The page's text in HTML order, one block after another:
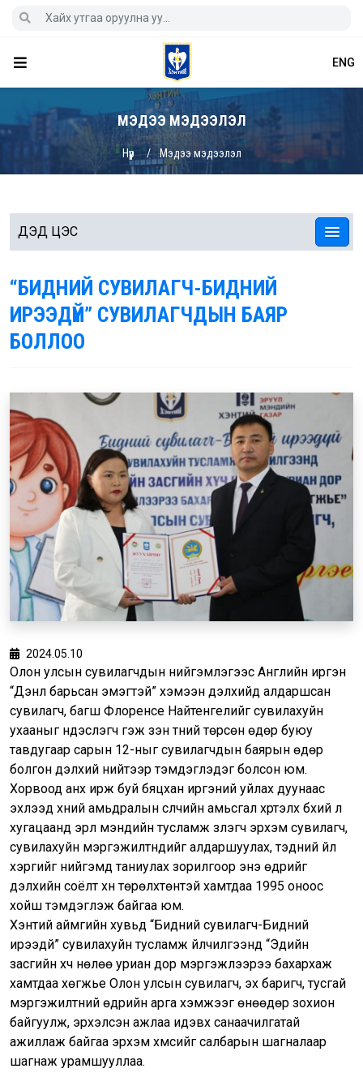
ENG
МЭДЭЭ МЭДЭЭЛЭЛ
Нүүр Мэдээ мэдээлэл
ДЭД ЦЭС
“БИДНИЙ СУВИЛАГЧ-БИДНИЙ
ИРЭЭДҮЙ” СУВИЛАГЧДЫН БАЯР
БОЛЛОО
2024.05.10
Олон улсын сувилагчдын нийгэмлэгээс Английн иргэн
“Дэнлүү барьсан эмэгтэй” хэмээн дэлхийд алдаршсан
сувилагч, багш Флоренсе Найтенгелийг сувилахуйн
ухааныг үндэслэгч гэж үзэн түүний төрсөн өдөр буюу
тавдугаар сарын 12-ныг сувилагчдын баярын өдөр
болгон дэлхий нийтээр тэмдэглэдэг болсон юм.
Хорвоод анх ирж буй бяцхан иргэний уйлах дуунаас
эхлээд хүний амьдралын сүүлчийн амьсгал хүртэлх бүхий л
хугацаанд эрүүл мэндийн тусламж үзүүлэгч эрхэм сувилагч,
сувилахуйн мэргэжилтнүүдийг алдаршуулах, тэдний үйл
хэргийг нийгэмд таниулах зорилгоор энэ өдрийг
дэлхийн соёлт хүн төрөлхтөнтэй хамтдаа 1995 оноос
хойш тэмдэглэж байгаа юм.
Хэнтий аймгийн хувьд “Бидний сувилагч-Бидний
ирээдүй” сувилахуйн тусламж үйлчилгээнд “Эдийн
засгийн хүч нөлөө уриан дор мэргэжлээрээ бахархаж
хамтдаа хөгжье Олон улсын сувилагч, эх баригч, тусгай
мэргэжилтний өдрийн арга хэмжээг өнөөдөр зохион
байгуулж, эрхэлсэн ажлаа идэвх санаачилгатай
ажиллаж байгаа эрхэм хүмүүсийг салбарын шагналаар
шагнаж урамшууллаа.